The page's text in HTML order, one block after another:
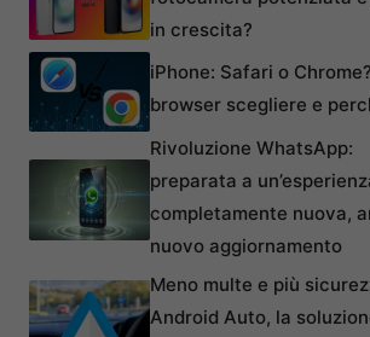
in crescita?
iPhone: Safari o
browser scegliere e
Rivoluzione WhatsApp:
preparata a
completamente nuova,
nuovo aggiornamento
Meno multe e più
Android Auto, la